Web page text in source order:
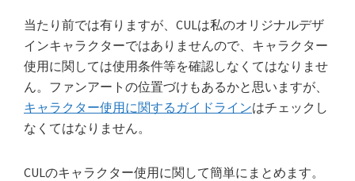
当たり前では有りますが、CULは私のオリジナルデザ
インキャラクターではありませんので、キャラクター
使用に関しては使用条件等を確認しなくてはなりませ
ん。ファンアートの位置づけもあるかと思いますが、
キャラクター使用に関するガイドラインはチェックし
なくてはなりません。
CULのキャラクター使用に関して簡単にまとめます。